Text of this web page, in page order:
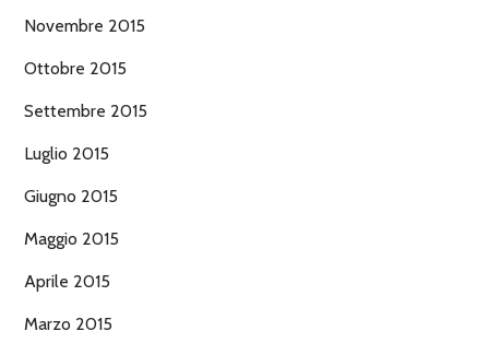
Novembre 2015
Ottobre 2015
Settembre 2015
Luglio 2015
Giugno 2015
Maggio 2015
Aprile 2015
Marzo 2015